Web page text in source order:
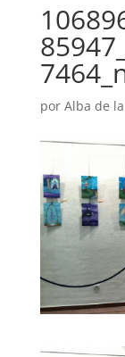
por Alba de